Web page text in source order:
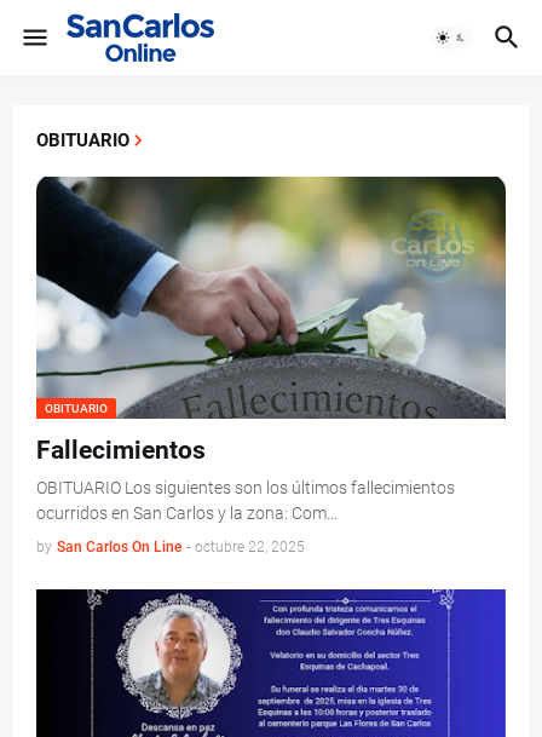
OBITUARIO
OBITUARIO
Fallecimientos
OBITUARIO Los siguientes son los últimos fallecimientos
ocurridos en San Carlos y la zona: Com…
by San Carlos On Line - octubre 22, 2025